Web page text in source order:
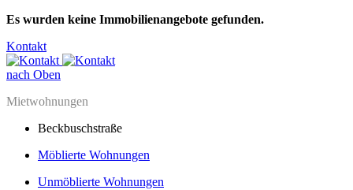
Es wurden keine Immobilienangebote gefunden.
Kontakt
nach Oben
Mietwohnungen
Beckbuschstraße
Möblierte Wohnungen
Unmöblierte Wohnungen